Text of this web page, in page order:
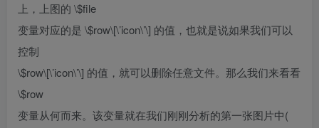
上，上图的 \$file
变量对应的是 \$row\[\’icon\’\] 的值，也就是说如果我们可以
控制
\$row\[\’icon\’\] 的值，就可以删除任意文件。那么我们来看看
\$row
变量从何而来。该变量就在我们刚刚分析的第一张图片中(